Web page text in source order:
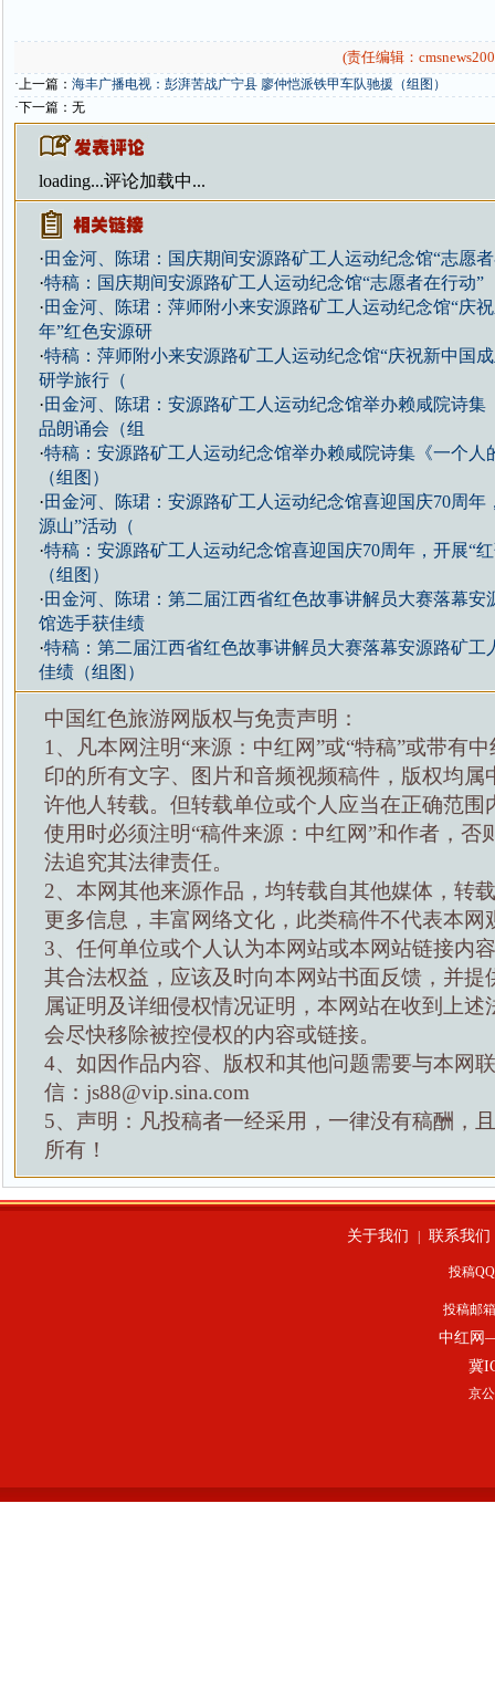
(责任编辑：
·上一篇： 海丰广播电视：彭湃苦战广宁县 廖仲恺派铁甲车队驰援（组图）
·下一篇：无
loading...评论加载中...
·田金河、陈珺：国庆期间安源路矿工人运动纪念馆“志愿
·特稿：国庆期间安源路矿工人运动纪念馆“志愿者在行动”
·田金河、陈珺：萍师附小来安源路矿工人运动纪念馆“庆
年”红色安源研
·特稿：萍师附小来安源路矿工人运动纪念馆“庆祝新中国
研学旅行（
·田金河、陈珺：安源路矿工人运动纪念馆举办赖咸院诗集
品朗诵会（组
·特稿：安源路矿工人运动纪念馆举办赖咸院诗集《一个人
（组图）
·田金河、陈珺：安源路矿工人运动纪念馆喜迎国庆70周年
源山”活动（
·特稿：安源路矿工人运动纪念馆喜迎国庆70周年，开展“
（组图）
·田金河、陈珺：第二届江西省红色故事讲解员大赛落幕安
馆选手获佳绩
·特稿：第二届江西省红色故事讲解员大赛落幕安源路矿工
佳绩（组图）
中国红色旅游网版权与免责声明：
1、凡本网注明“来源：中红网”或“特稿”或带有
印的所有文字、图片和音频视频稿件，版权均属
许他人转载。但转载单位或个人应当在正确范围
使用时必须注明“稿件来源：中红网”和作者，否
法追究其法律责任。
2、本网其他来源作品，均转载自其他媒体，转
更多信息，丰富网络文化，此类稿件不代表本网
3、任何单位或个人认为本网站或本网站链接内
其合法权益，应该及时向本网站书面反馈，并提
属证明及详细侵权情况证明，本网站在收到上述
会尽快移除被控侵权的内容或链接。
4、如因作品内容、版权和其他问题需要与本网
信：js88@vip.sina.com
5、声明：凡投稿者一经采用，一律没有稿酬，
所有！
关于我们 联系我们
投稿
投稿邮
中红网
冀
京